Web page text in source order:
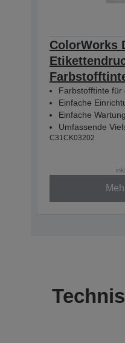
ColorWorks
Farbstofftinte für
Einfache
Einfache Wartung
Umfassende
C31CK03202